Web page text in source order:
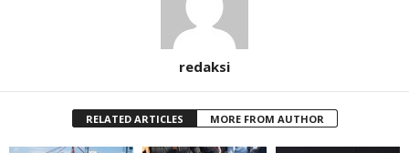
redaksi
RELATED ARTICLES MORE FROM AUTHOR